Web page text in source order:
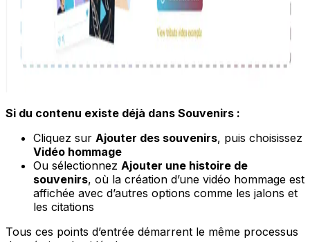
Si du contenu existe déjà dans Souvenirs :
Cliquez sur Ajouter des souvenirs, puis choisissez
Vidéo hommage
Ou sélectionnez Ajouter une histoire de
souvenirs, où la création d’une vidéo hommage est
affichée avec d’autres options comme les jalons et
les citations
Tous ces points d’entrée démarrent le même processus